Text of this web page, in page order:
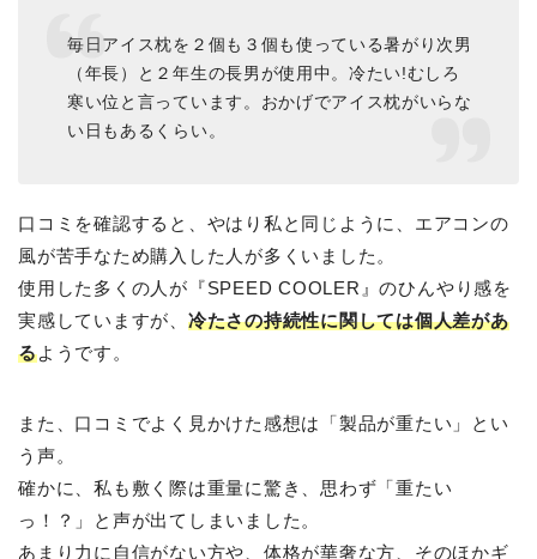
毎日アイス枕を２個も３個も使っている暑がり次男
（年長）と２年生の長男が使用中。冷たい!むしろ
寒い位と言っています。おかげでアイス枕がいらな
い日もあるくらい。
口コミを確認すると、やはり私と同じように、エアコンの
風が苦手なため購入した人が多くいました。
使用した多くの人が『SPEED COOLER』のひんやり感を
実感していますが、 冷たさの持続性に関しては個人差があ
るようです。
また、口コミでよく見かけた感想は「製品が重たい」とい
う声。
確かに、私も敷く際は重量に驚き、思わず「重たい
っ！？」と声が出てしまいました。
あまり力に自信がない方や、体格が華奢な方、そのほかギ